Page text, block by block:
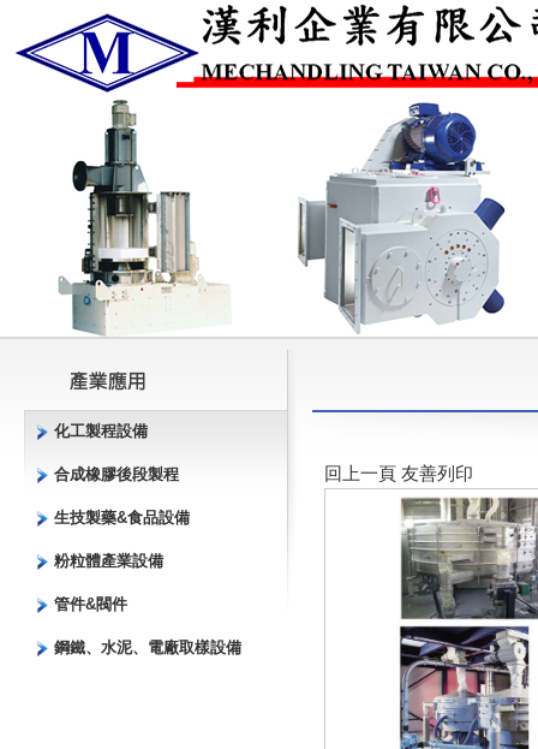
化工製程設備
合成橡膠後段製程
生技製藥&食品設備
粉粒體產業設備
管件&閥件
鋼鐵、水泥、電廠取樣設備
回上一頁 友善列印